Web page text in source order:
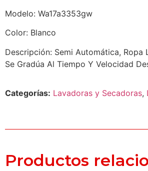
Modelo: Wa17a3353gw
Color: Blanco
Descripción: Semi Automática, Ropa
Se Gradúa Al Tiempo Y Velocidad
Categorías: Lavadoras y Secadoras,
Productos